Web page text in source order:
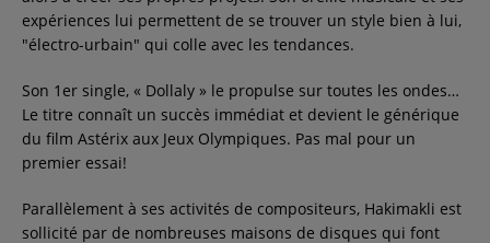
expériences lui permettent de se trouver un style bien à lui,
"électro-urbain" qui colle avec les tendances.
Son 1er single, « Dollaly » le propulse sur toutes les ondes…
Le titre connaît un succès immédiat et devient le générique
du film Astérix aux Jeux Olympiques. Pas mal pour un
premier essai!
Parallèlement à ses activités de compositeurs, Hakimakli est
sollicité par de nombreuses maisons de disques qui font